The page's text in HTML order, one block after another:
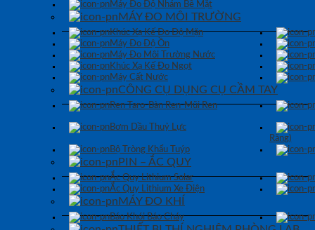
Máy Đo Độ Nhám Bề Mặt
MÁY ĐO MÔI TRƯỜNG
Khúc Xạ Kế Đo Độ Mặn
Máy Đo Độ Ồn
Máy Đo Môi Trường Nước
Khúc Xạ Kế Đo Ngọt
Máy Cất Nước
CÔNG CỤ DỤNG CỤ CẦM TAY
Ren Taro-Bàn Ren-Mũi Ren
Bơm Dầu Thuỷ Lực
Răng)
Bộ Tròng Khẩu Tuýp
PIN – ẮC QUY
Ắc Quy Lithium Solar
Ắc Quy Lithium Xe Điện
MÁY ĐO KHÍ
Báo Khói Báo Cháy